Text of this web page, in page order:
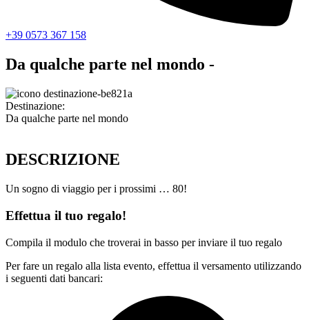
+39 0573 367 158
Da qualche parte nel mondo -
Destinazione:
Da qualche parte nel mondo
DESCRIZIONE
Un sogno di viaggio per i prossimi … 80!
Effettua il tuo regalo!
Compila il modulo che troverai in basso per inviare il tuo regalo
Per fare un regalo alla lista evento, effettua il versamento utilizzando
i seguenti dati bancari: